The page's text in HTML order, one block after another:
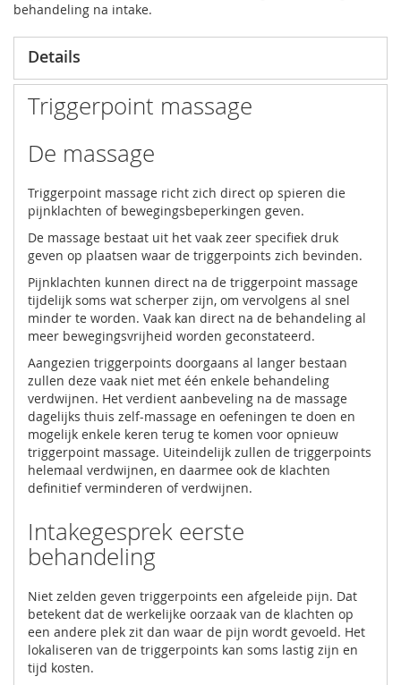
behandeling na intake.
Details
Triggerpoint massage
De massage
Triggerpoint massage richt zich direct op spieren die
pijnklachten of bewegingsbeperkingen geven.
De massage bestaat uit het vaak zeer specifiek druk
geven op plaatsen waar de triggerpoints zich bevinden.
Pijnklachten kunnen direct na de triggerpoint massage
tijdelijk soms wat scherper zijn, om vervolgens al snel
minder te worden. Vaak kan direct na de behandeling al
meer bewegingsvrijheid worden geconstateerd.
Aangezien triggerpoints doorgaans al langer bestaan
zullen deze vaak niet met één enkele behandeling
verdwijnen. Het verdient aanbeveling na de massage
dagelijks thuis zelf-massage en oefeningen te doen en
mogelijk enkele keren terug te komen voor opnieuw
triggerpoint massage. Uiteindelijk zullen de triggerpoints
helemaal verdwijnen, en daarmee ook de klachten
definitief verminderen of verdwijnen.
Intakegesprek eerste
behandeling
Niet zelden geven triggerpoints een afgeleide pijn. Dat
betekent dat de werkelijke oorzaak van de klachten op
een andere plek zit dan waar de pijn wordt gevoeld. Het
lokaliseren van de triggerpoints kan soms lastig zijn en
tijd kosten.